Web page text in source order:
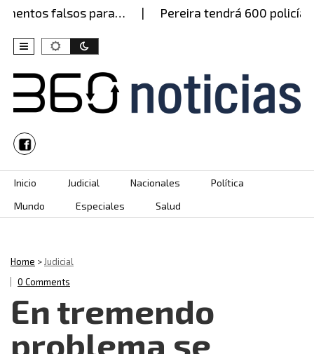
falsos para… Pereira tendrá 600 policías
Skip to content
Inicio Judicial Nacionales
Política
Mundo
Especiales Salud
Home >Judicial
0 Comments
En tremendo
problema se